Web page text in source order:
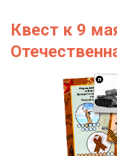
Квест к 9